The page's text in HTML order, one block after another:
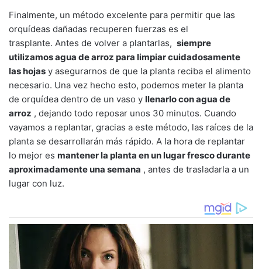
Finalmente, un método excelente para permitir que las
orquídeas dañadas recuperen fuerzas es el
trasplante. Antes de volver a plantarlas, siempre
utilizamos agua de arroz para limpiar cuidadosamente
las hojas y asegurarnos de que la planta reciba el alimento
necesario. Una vez hecho esto, podemos meter la planta
de orquídea dentro de un vaso y llenarlo con agua de
arroz , dejando todo reposar unos 30 minutos. Cuando
vayamos a replantar, gracias a este método, las raíces de la
planta se desarrollarán más rápido. A la hora de replantar
lo mejor es mantener la planta en un lugar fresco durante
aproximadamente una semana , antes de trasladarla a un
lugar con luz.